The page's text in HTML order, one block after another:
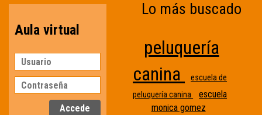
Aula virtual
Lo más buscado
peluquería
canina
escuela de
peluquería canina
escuela
monica gomez